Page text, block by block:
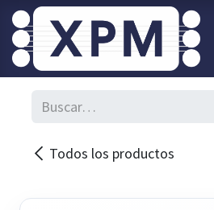
Ir al contenido
Todos los productos